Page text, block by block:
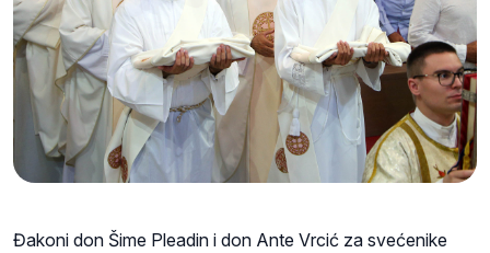
Đakoni don Šime Pleadin i don Ante Vrcić za svećenike